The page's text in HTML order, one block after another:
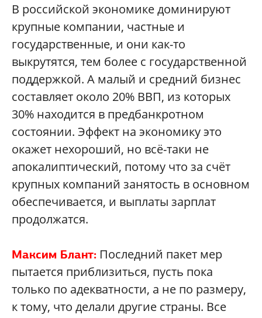
В российской экономике доминируют
крупные компании, частные и
государственные, и они как-то
выкрутятся, тем более с государственной
поддержкой. А малый и средний бизнес
составляет около 20% ВВП, из которых
30% находится в предбанкротном
состоянии. Эффект на экономику это
окажет нехороший, но всё-таки не
апокалиптический, потому что за счёт
крупных компаний занятость в основном
обеспечивается, и выплаты зарплат
продолжатся.
Максим Блант: Последний пакет мер
пытается приблизиться, пусть пока
только по адекватности, а не по размеру,
к тому, что делали другие страны. Все